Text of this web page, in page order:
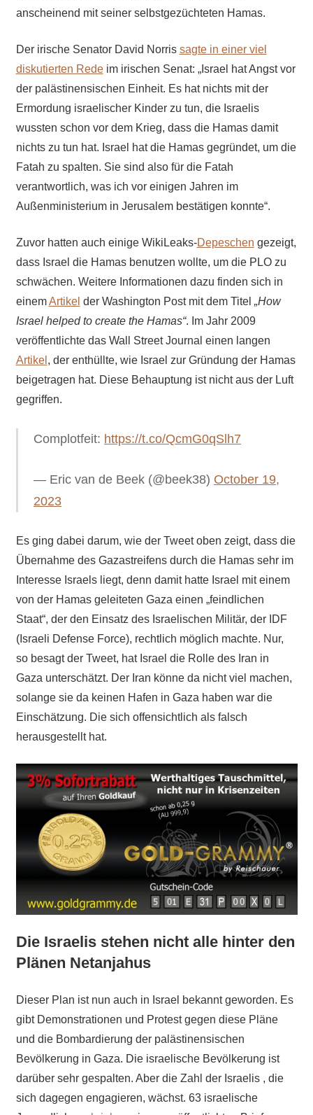
anscheinend mit seiner selbstgezüchteten Hamas.
Der irische Senator David Norris sagte in einer viel
diskutierten Redeim irischen Senat: „Israel hat Angst vor
der palästinensischen Einheit. Es hat nichts mit der
Ermordung israelischer Kinder zu tun, die Israelis
wussten schon vor dem Krieg, dass die Hamas damit
nichts zu tun hat. Israel hat die Hamas gegründet, um die
Fatah zu spalten. Sie sind also für die Fatah
verantwortlich, was ich vor einigen Jahren im
Außenministerium in Jerusalem bestätigen konnte“.
Zuvor hatten auch einige WikiLeaks-Depeschen gezeigt,
dass Israel die Hamas benutzen wollte, um die PLO zu
schwächen. Weitere Informationen dazu finden sich in
einemArtikel der Washington Post mit dem Titel „How
Israel helped to create the Hamas“. Im Jahr 2009
veröffentlichte das Wall Street Journal einen langen
Artikel , der enthüllte, wie Israel zur Gründung der Hamas
beigetragen hat. Diese Behauptung ist nicht aus der Luft
gegriffen.
Complotfeit: https://t.co/QcmG0qSlh7
— Eric van de Beek (@beek38) October 19,
2023
Es ging dabei darum, wie der Tweet oben zeigt, dass die
Übernahme des Gazastreifens durch die Hamas sehr im
Interesse Israels liegt, denn damit hatte Israel mit einem
von der Hamas geleiteten Gaza einen „feindlichen
Staat“, der den Einsatz des Israelischen Militär, der IDF
(Israeli Defense Force), rechtlich möglich machte. Nur,
so besagt der Tweet, hat Israel die Rolle des Iran in
Gaza unterschätzt. Der Iran könne da nicht viel machen,
solange sie da keinen Hafen in Gaza haben war die
Einschätzung. Die sich offensichtlich als falsch
herausgestellt hat.
Die Israelis stehen nicht alle hinter den
Plänen Netanjahus
Dieser Plan ist nun auch in Israel bekannt geworden. Es
gibt Demonstrationen und Protest gegen diese Pläne
und die Bombardierung der palästinensischen
Bevölkerung in Gaza. Die israelische Bevölkerung ist
darüber sehr gespalten. Aber die Zahl der Israelis , die
sich dagegen engagieren, wächst. 63 israelische